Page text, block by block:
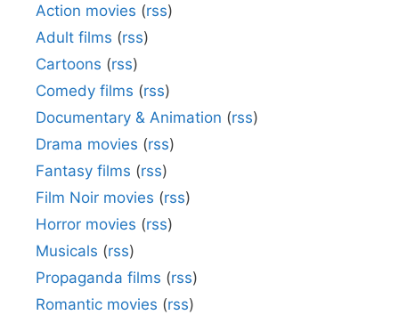
Action movies (rss)
Adult films (rss)
Cartoons (rss)
Comedy films (rss)
Documentary & Animation (rss)
Drama movies (rss)
Fantasy films (rss)
Film Noir movies (rss)
Horror movies (rss)
Musicals (rss)
Propaganda films (rss)
Romantic movies (rss)